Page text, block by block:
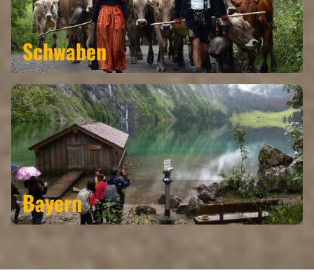
EVENTS
REISEFÜHRER
REISEMAGAZINE
THEMEN
ANGEBOTE
Schwaben
Bayern